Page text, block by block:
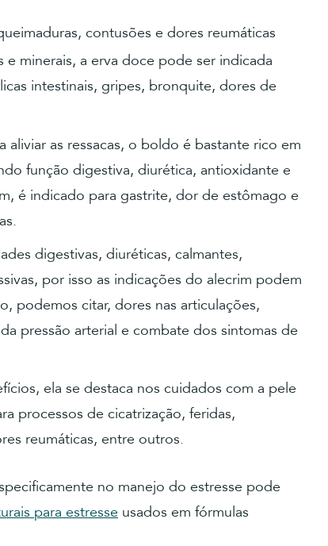
contusões e dores reumáticas
e minerais, a erva doce pode ser indicada
intestinais, gripes, bronquite, dores de
aliviar as ressacas, o boldo é bastante rico em
função digestiva, diurética, antioxidante e
é indicado para gastrite, dor de estômago e
digestivas, diuréticas, calmantes,
por isso as indicações do alecrim podem
podemos citar, dores nas articulações,
pressão arterial e combate dos sintomas de
ela se destaca nos cuidados com a pele
processos de cicatrização, feridas,
reumáticas, entre outros.
no manejo do estresse pode
para estresse usados em fórmulas